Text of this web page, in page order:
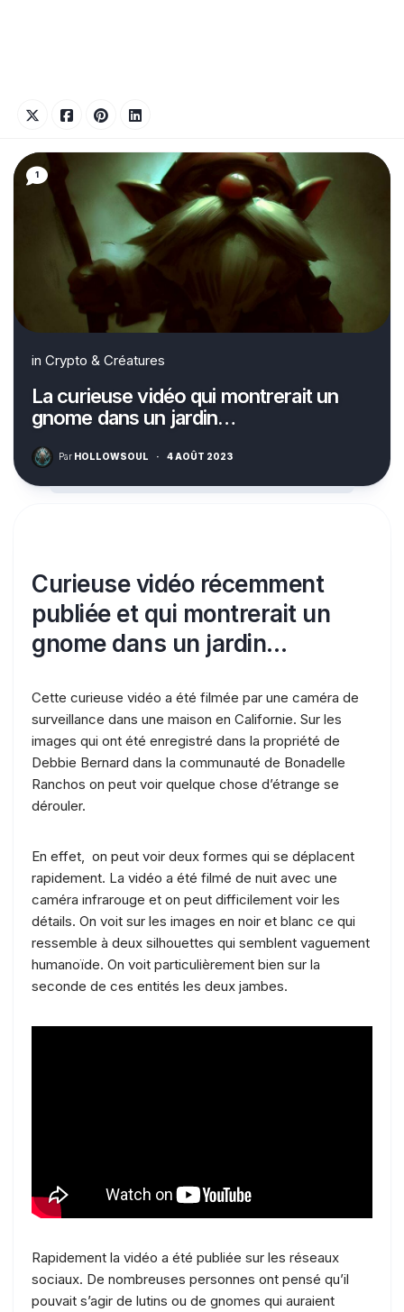
1
in Crypto & Créatures
La curieuse vidéo qui montrerait un
gnome dans un jardin…
Par HOLLOWSOUL · 4 AOÛT 2023
Curieuse vidéo récemment
publiée et qui montrerait un
gnome dans un jardin…
Cette curieuse vidéo a été filmée par une caméra de
surveillance dans une maison en Californie. Sur les
images qui ont été enregistré dans la propriété de
Debbie Bernard dans la communauté de Bonadelle
Ranchos on peut voir quelque chose d’étrange se
dérouler.
En effet, on peut voir deux formes qui se déplacent
rapidement. La vidéo a été filmé de nuit avec une
caméra infrarouge et on peut difficilement voir les
détails. On voit sur les images en noir et blanc ce qui
ressemble à deux silhouettes qui semblent vaguement
humanoïde. On voit particulièrement bien sur la
seconde de ces entités les deux jambes.
Rapidement la vidéo a été publiée sur les réseaux
sociaux. De nombreuses personnes ont pensé qu’il
pouvait s’agir de lutins ou de gnomes qui auraient